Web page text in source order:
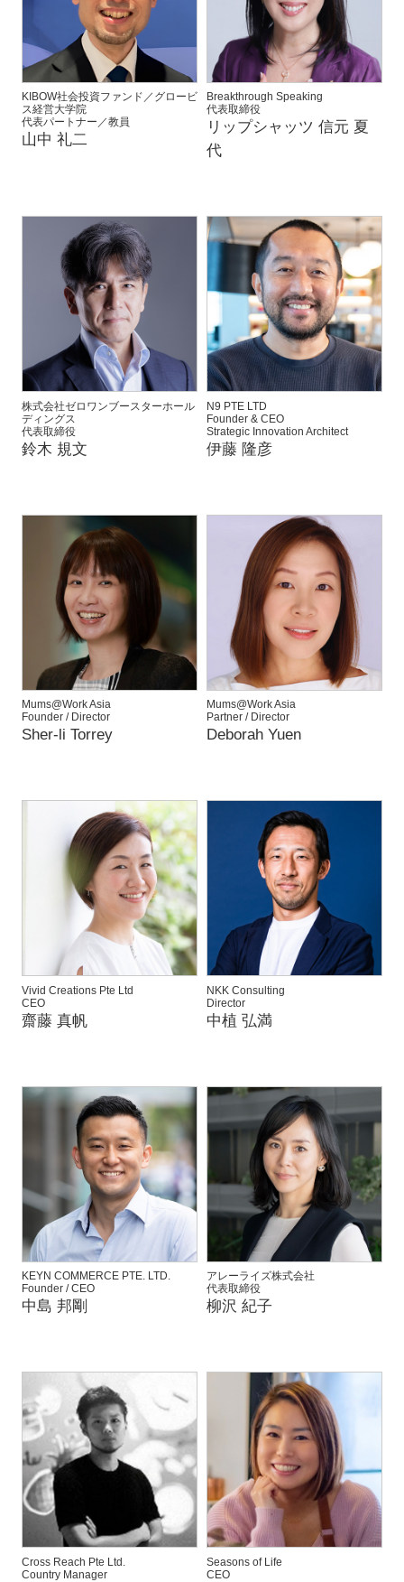
KIBOW社会投資ファンド／グロービ
ス経営大学院
代表パートナー／教員
山中 礼二
Breakthrough Speaking
代表取締役
リップシャッツ 信元 夏
代
株式会社ゼロワンブースターホール
ディングス
代表取締役
鈴木 規文
N9 PTE LTD
Founder & CEO
Strategic Innovation Architect
伊藤 隆彦
Mums@Work Asia
Founder / Director
Sher-li Torrey
Mums@Work Asia
Partner / Director
Deborah Yuen
Vivid Creations Pte Ltd
CEO
齋藤 真帆
NKK Consulting
Director
中植 弘満
KEYN COMMERCE PTE. LTD.
Founder / CEO
中島 邦剛
アレーライズ株式会社
代表取締役
柳沢 紀子
Cross Reach Pte Ltd.
Country Manager
Seasons of Life
CEO